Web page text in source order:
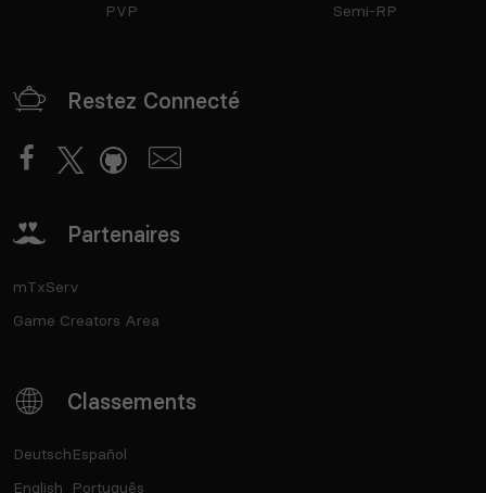
PVP
Semi-RP
Restez Connecté
Partenaires
mTxServ
Game Creators Area
Classements
Deutsch
English
Español
Português